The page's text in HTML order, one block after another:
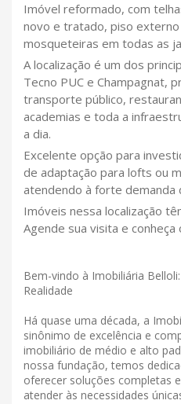
Imóvel reformado, com
novo e tratado, piso
mosqueteiras em todas as
A localização é um dos
Tecno PUC e Champagnat,
transporte público,
academias e toda a
a dia.
Excelente opção para
de adaptação para lofts ou
atendendo à forte demanda
Imóveis nessa localização
Agende sua visita e
Bem-vindo à Imobiliária
Realidade
Há quase uma década, a
sinônimo de excelência e
imobiliário de médio e alto
nossa fundação, temos
oferecer soluções completas
atender às necessidades